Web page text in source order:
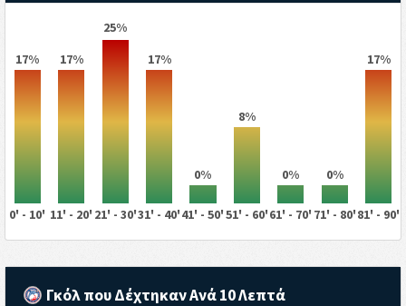
17% 17%
25%
17%
0%
8%
0% 0%
17%
0' - 10' 11' - 20' 21' - 30'31' - 40'41' - 50'51' - 60'61' - 70' 71' - 80'81' - 90'
Γκόλ που Δέχτηκαν Ανά 10 Λεπτά